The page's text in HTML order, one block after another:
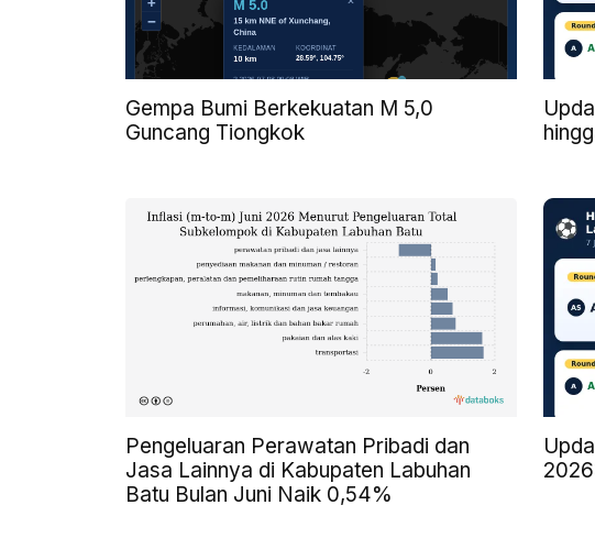
Gempa Bumi Berkekuatan M 5,0
Guncang Tiongkok
Pengeluaran Perawatan Pribadi dan
Jasa Lainnya di Kabupaten Labuhan
Batu Bulan Juni Naik 0,54%